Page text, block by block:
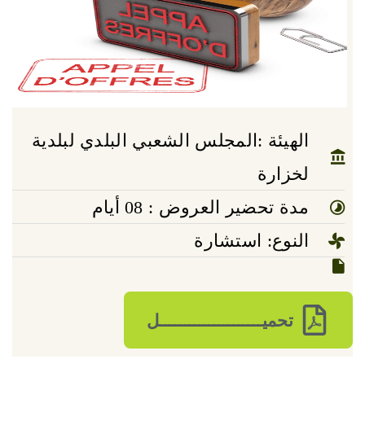
الهيئة :المجلس الشعبي البلدي لبلدية
لخزارة
مدة تحضير العروض : 08 أيام
النوع: استشارة
تحميـــــــــــــــــــــل